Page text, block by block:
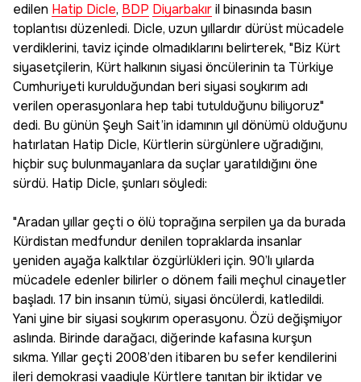
edilen Hatip Dicle, BDP Diyarbakıril binasında basın
toplantısı düzenledi. Dicle, uzun yıllardır dürüst mücadele
verdiklerini, taviz içinde olmadıklarını belirterek, "Biz Kürt
siyasetçilerin, Kürt halkının siyasi öncülerinin ta Türkiye
Cumhuriyeti kurulduğundan beri siyasi soykırım adı
verilen operasyonlara hep tabi tutulduğunu biliyoruz"
dedi. Bu günün Şeyh Sait’in idamının yıl dönümü olduğunu
hatırlatan Hatip Dicle, Kürtlerin sürgünlere uğradığını,
hiçbir suç bulunmayanlara da suçlar yaratıldığını öne
sürdü. Hatip Dicle, şunları söyledi:
"Aradan yıllar geçti o ölü toprağına serpilen ya da burada
Kürdistan medfundur denilen topraklarda insanlar
yeniden ayağa kalktılar özgürlükleri için. 90’lı yılarda
mücadele edenler bilirler o dönem faili meçhul cinayetler
başladı. 17 bin insanın tümü, siyasi öncülerdi, katledildi.
Yani yine bir siyasi soykırım operasyonu. Özü değişmiyor
aslında. Birinde darağacı, diğerinde kafasına kurşun
sıkma. Yıllar geçti 2008’den itibaren bu sefer kendilerini
ileri demokrasi vaadiyle Kürtlere tanıtan bir iktidar ve